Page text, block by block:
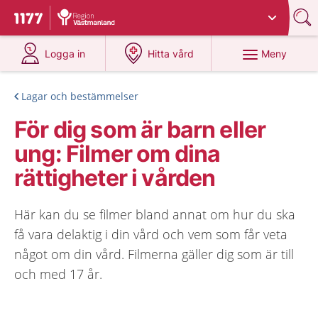
Till startsidan för 1177
Du har valt region
Logga in
på 1177.se
Hitta vård
på 1177.se
Meny
Lagar och bestämmelser
För dig som är barn eller
ung: Filmer om dina
rättigheter i vården
Här kan du se filmer bland annat om hur du ska
få vara delaktig i din vård och vem som får veta
något om din vård. Filmerna gäller dig som är till
och med 17 år.